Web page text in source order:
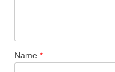
Name *